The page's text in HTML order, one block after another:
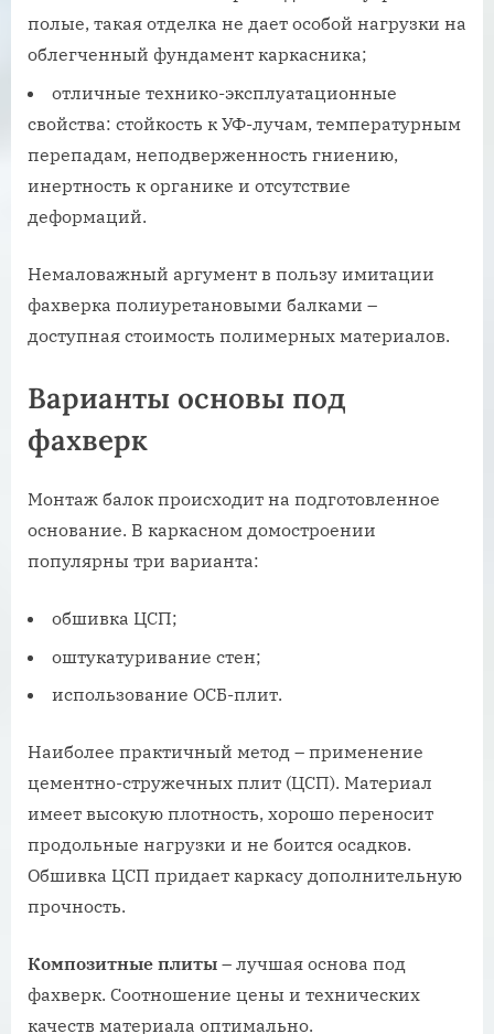
полые, такая отделка не дает особой нагрузки на
облегченный фундамент каркасника;
отличные технико-эксплуатационные
свойства: стойкость к УФ-лучам, температурным
перепадам, неподверженность гниению,
инертность к органике и отсутствие
деформаций.
Немаловажный аргумент в пользу имитации
фахверка полиуретановыми балками –
доступная стоимость полимерных материалов.
Варианты основы под
фахверк
Монтаж балок происходит на подготовленное
основание. В каркасном домостроении
популярны три варианта:
обшивка ЦСП;
оштукатуривание стен;
использование ОСБ-плит.
Наиболее практичный метод – применение
цементно-стружечных плит (ЦСП). Материал
имеет высокую плотность, хорошо переносит
продольные нагрузки и не боится осадков.
Обшивка ЦСП придает каркасу дополнительную
прочность.
Композитные плиты – лучшая основа под
фахверк. Соотношение цены и технических
качеств материала оптимально.